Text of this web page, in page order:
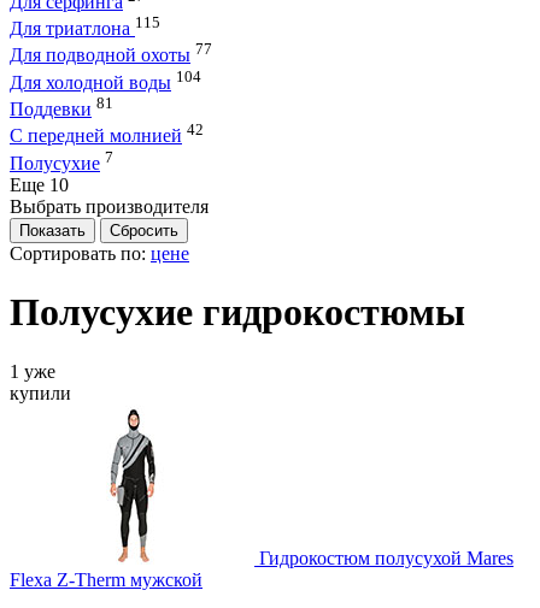
Для триатлона 115
Для подводной охоты 77
Для холодной воды 104
Поддевки 81
С передней молнией 42
Полусухие 7
Eще 10
Выбрать производителя
Сортировать по: цене
Полусухие гидрокостюмы
1 уже
купили
Гидрокостюм полусухой Mares
Flexa Z-Therm мужской